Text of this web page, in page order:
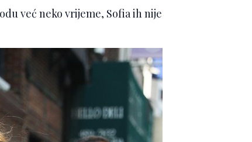
već neko vrijeme, Sofia ih nije